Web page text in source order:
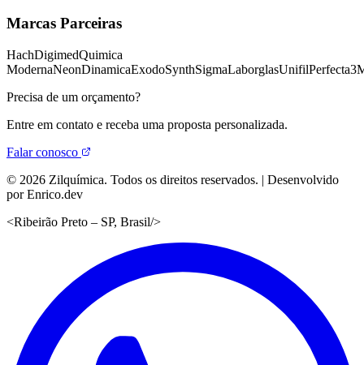
Marcas Parceiras
HachDigimedQuimica
ModernaNeonDinamicaExodoSynthSigmaLaborglasUnifilPerfecta
Precisa de um orçamento?
Entre em contato e receba uma proposta personalizada.
Falar conosco
© 2026 Zilquímica. Todos os direitos reservados. | Desenvolvido
por Enrico.dev
<Ribeirão Preto – SP, Brasil/>